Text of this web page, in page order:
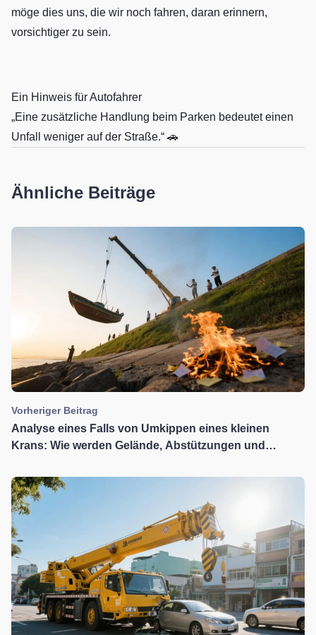
möge dies uns, die wir noch fahren, daran erinnern,
vorsichtiger zu sein.
Ein Hinweis für Autofahrer
„Eine zusätzliche Handlung beim Parken bedeutet einen
Unfall weniger auf der Straße.“ 🚗
Ähnliche Beiträge
Vorheriger Beitrag
Analyse eines Falls von Umkippen eines kleinen
Krans: Wie werden Gelände, Abstützungen und